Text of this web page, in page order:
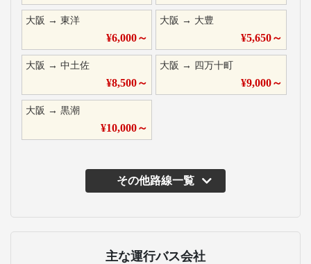
大阪 → 東洋
¥6,000～
大阪 → 大豊
¥5,650～
大阪 → 中土佐
¥8,500～
大阪 → 四万十町
¥9,000～
大阪 → 黒潮
¥10,000～
その他路線一覧
主な運行バス会社